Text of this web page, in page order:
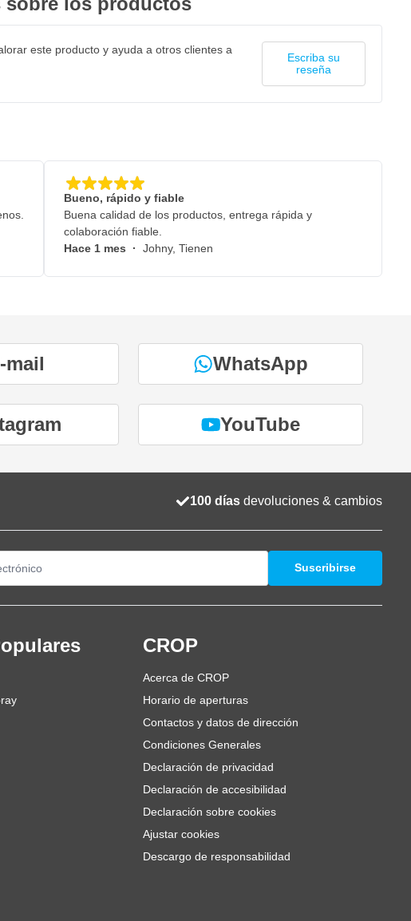
este producto y ayuda a otros clientes a
Escriba su
reseña
Bueno, rápido y fiable
Buena calidad de los productos, entrega rápida y
colaboración fiable.
Hace 1 mes · Johny, Tienen
mail WhatsApp
YouTube
100 días devoluciones & cambios
Suscribirse
CROP
Acerca de CROP
Horario de aperturas
Contactos y datos de dirección
Condiciones Generales
Declaración de privacidad
Declaración de accesibilidad
Declaración sobre cookies
Ajustar cookies
Descargo de responsabilidad